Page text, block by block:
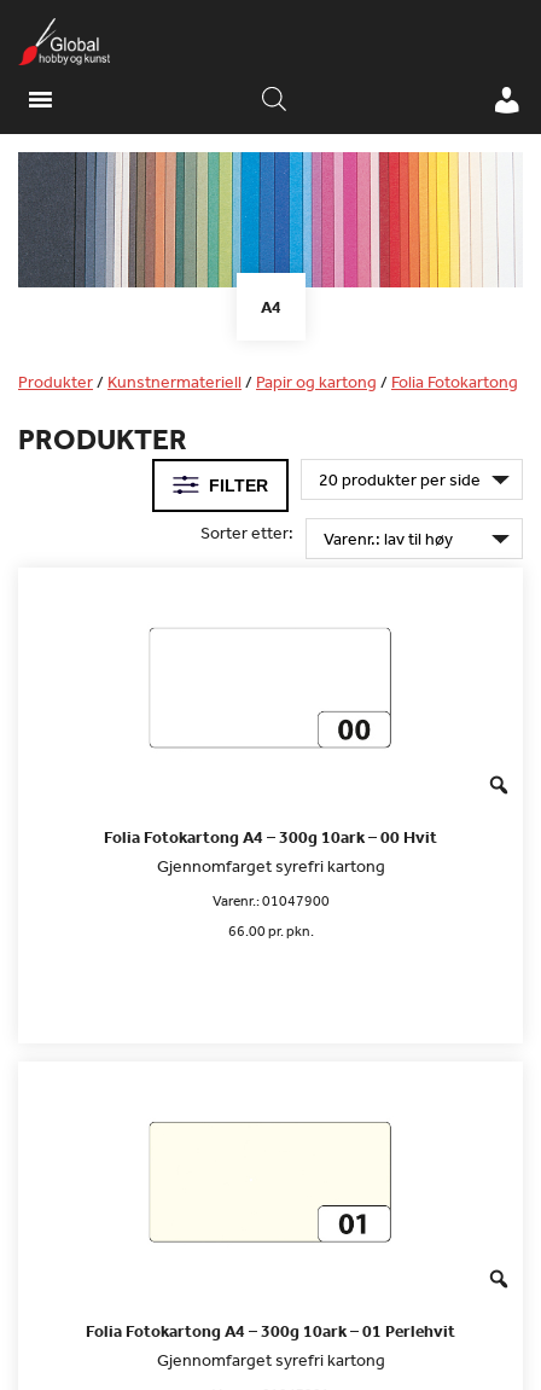
A4
Produkter/ Kunstnermateriell/ Papir og kartong / Folia Fotokartong
PRODUKTER
FILTER
Sorter etter:
Folia Fotokartong A4 – 300g 10ark – 00 Hvit
Gjennomfarget syrefri kartong
Varenr.:01047900
66.00 pr. pkn.
Folia Fotokartong A4 – 300g 10ark – 01 Perlehvit
Gjennomfarget syrefri kartong